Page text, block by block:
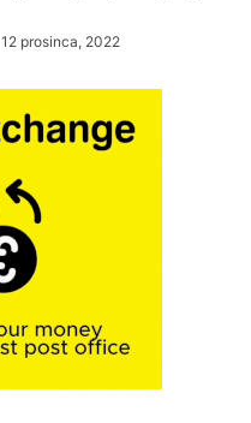
12 prosinca, 2022